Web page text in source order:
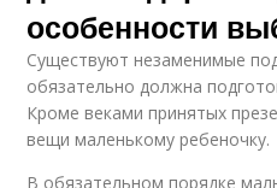
особенности
Существуют незаменимые
обязательно должна
Кроме веками принятых
вещи маленькому ребеночку.
В обязательном порядке